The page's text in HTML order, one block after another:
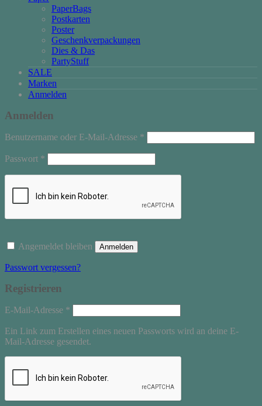
PaperBags
Postkarten
Poster
Geschenkverpackungen
Dies & Das
PartyStuff
SALE
Marken
Anmelden
Anmelden
Benutzername oder E-Mail-Adresse *
Passwort *
Angemeldet bleiben Anmelden
Passwort vergessen?
Registrieren
E-Mail-Adresse *
Ein Link zum Erstellen eines neuen Passworts wird an deine E-
Mail-Adresse gesendet.